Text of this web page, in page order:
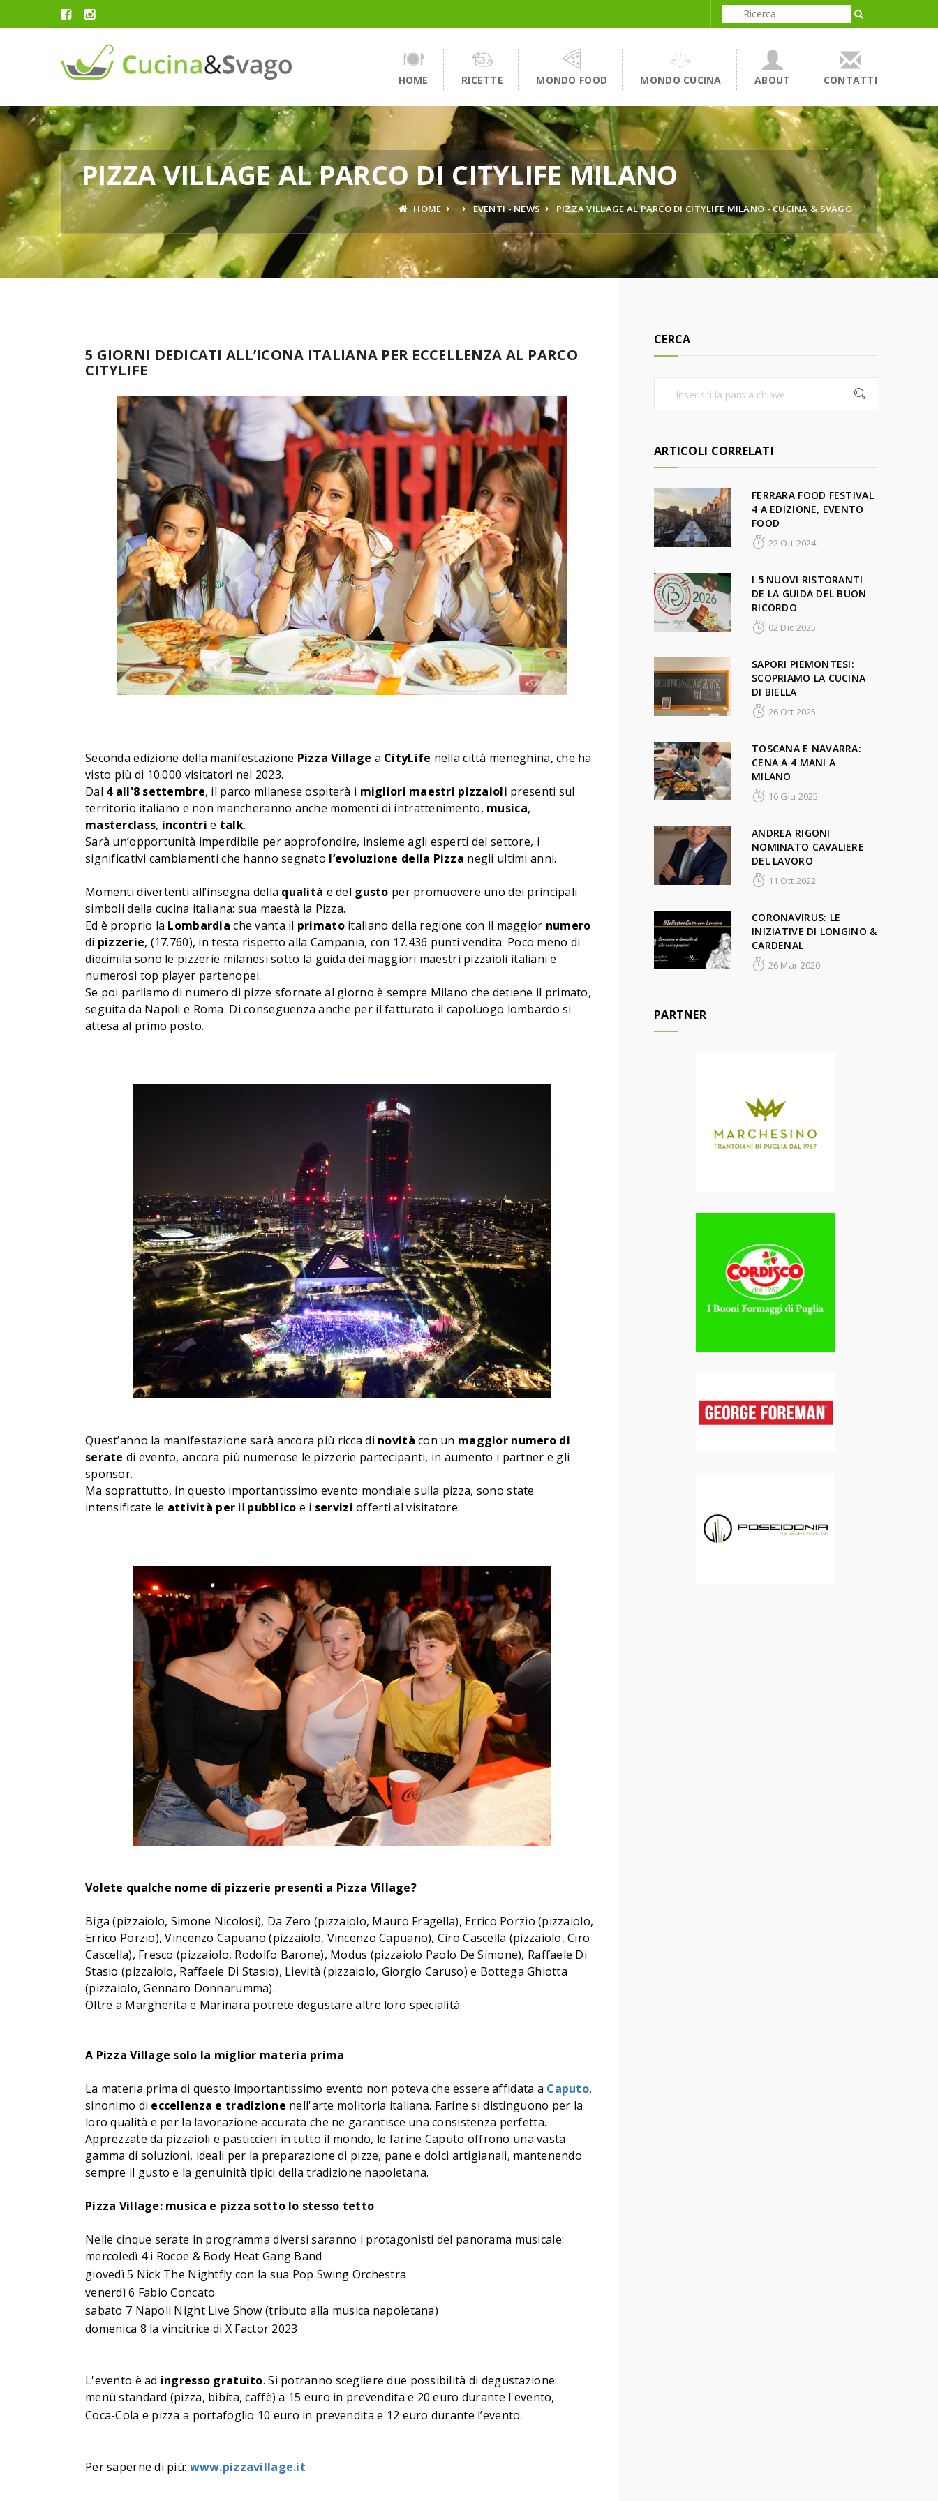
HOME RICETTE MONDO FOOD MONDO CUCINA ABOUT CONTATTI
PIZZA VILLAGE AL PARCO DI CITYLIFE MILANO
HOME EVENTI - NEWS PIZZA VILLAGE AL PARCO DI CITYLIFE MILANO - CUCINA & SVAGO
5 GIORNI DEDICATI ALL’ICONA ITALIANA PER ECCELLENZA AL PARCO
CITYLIFE
Seconda edizione della manifestazione Pizza Village a CityLife nella città meneghina, che ha
visto più di 10.000 visitatori nel 2023.
Dal 4 all'8 settembre, il parco milanese ospiterà i migliori maestri pizzaioli presenti sul
territorio italiano e non mancheranno anche momenti di intrattenimento, musica,
masterclass, incontri e talk.
Sarà un’opportunità imperdibile per approfondire, insieme agli esperti del settore, i
significativi cambiamenti che hanno segnato l’evoluzione della Pizza negli ultimi anni.
Momenti divertenti all’insegna della qualità e del gusto per promuovere uno dei principali
simboli della cucina italiana: sua maestà la Pizza.
Ed è proprio la Lombardia che vanta il primatoitaliano della regione con il maggior numero
di pizzerie, (17.760), in testa rispetto alla Campania, con 17.436 punti vendita. Poco meno di
diecimila sono le pizzerie milanesi sotto la guida dei maggiori maestri pizzaioli italiani e
numerosi top player partenopei.
Se poi parliamo di numero di pizze sfornate al giorno è sempre Milano che detiene il primato,
seguita da Napoli e Roma. Di conseguenza anche per il fatturato il capoluogo lombardo si
attesa al primo posto.
Quest’anno la manifestazione sarà ancora più ricca di novità con un maggior numero di
serate di evento, ancora più numerose le pizzerie partecipanti, in aumento i partner e gli
sponsor.
Ma soprattutto, in questo importantissimo evento mondiale sulla pizza, sono state
intensificate le attività per il pubblico e i servizi offerti al visitatore.
Volete qualche nome di pizzerie presenti a Pizza Village?
Biga (pizzaiolo, Simone Nicolosi), Da Zero (pizzaiolo, Mauro Fragella), Errico Porzio (pizzaiolo,
Errico Porzio), Vincenzo Capuano (pizzaiolo, Vincenzo Capuano), Ciro Cascella (pizzaiolo, Ciro
Cascella), Fresco (pizzaiolo, Rodolfo Barone), Modus (pizzaiolo Paolo De Simone), Raffaele Di
Stasio (pizzaiolo, Raffaele Di Stasio), Lievità (pizzaiolo, Giorgio Caruso) e Bottega Ghiotta
(pizzaiolo, Gennaro Donnarumma).
Oltre a Margherita e Marinara potrete degustare altre loro specialità.
A Pizza Village solo la miglior materia prima
La materia prima di questo importantissimo evento non poteva che essere affidata a Caputo,
sinonimo di eccellenza e tradizione nell'arte molitoria italiana. Farine si distinguono per la
loro qualità e per la lavorazione accurata che ne garantisce una consistenza perfetta.
Apprezzate da pizzaioli e pasticcieri in tutto il mondo, le farine Caputo offrono una vasta
gamma di soluzioni, ideali per la preparazione di pizze, pane e dolci artigianali, mantenendo
sempre il gusto e la genuinità tipici della tradizione napoletana.
Pizza Village: musica e pizza sotto lo stesso tetto
Nelle cinque serate in programma diversi saranno i protagonisti del panorama musicale:
mercoledì 4 i Rocoe & Body Heat Gang Band
giovedì 5 Nick The Nightfly con la sua Pop Swing Orchestra
venerdì 6 Fabio Concato
sabato 7 Napoli Night Live Show (tributo alla musica napoletana)
domenica 8 la vincitrice di X Factor 2023
L'evento è ad ingresso gratuito. Si potranno scegliere due possibilità di degustazione:
menù standard (pizza, bibita, caffè) a 15 euro in prevendita e 20 euro durante l'evento,
Coca-Cola e pizza a portafoglio 10 euro in prevendita e 12 euro durante l’evento.
Per saperne di più: www.pizzavillage.it
CERCA
ARTICOLI CORRELATI
FERRARA FOOD FESTIVAL
4 A EDIZIONE, EVENTO
FOOD
22 Ott 2024
I 5 NUOVI RISTORANTI
DE LA GUIDA DEL BUON
RICORDO
02 Dic 2025
SAPORI PIEMONTESI:
SCOPRIAMO LA CUCINA
DI BIELLA
26 Ott 2025
TOSCANA E NAVARRA:
CENA A 4 MANI A
MILANO
16 Giu 2025
ANDREA RIGONI
NOMINATO CAVALIERE
DEL LAVORO
11 Ott 2022
CORONAVIRUS: LE
INIZIATIVE DI LONGINO &
CARDENAL
26 Mar 2020
PARTNER